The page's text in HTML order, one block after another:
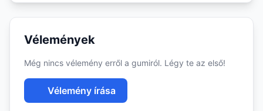
Vélemények
Még nincs vélemény erről a gumiról. Légy te az első!
Vélemény írása